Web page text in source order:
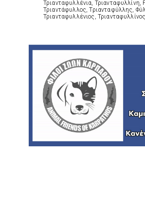
Τριανταφυλλένια, Τριανταφυλλίνη,
Τριαντάφυλλος, Τριανταφύλλης,
Τριανταφυλλένιος,